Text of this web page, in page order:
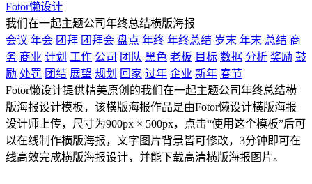
Fotor懒设计
我们在一起主题公司年终总结横版海报
会议 年会 团拜 团拜会 盘点 年终 年终总结 岁末 年末 总结 商
务 商业 计划 工作 公司 团队 黑色 老板 目标 数据 分析 奖励 鼓
励 处罚 团结 展望 规划 回家 过年 企业 新年 春节
Fotor懒设计提供精美原创的我们在一起主题公司年终总结横
版海报设计模板，该横版海报作品是由Fotor懒设计横版海报
设计师上传，尺寸为900px × 500px，点击“使用这个模板”后可
以在线制作横版海报，文字图片背景皆可修改，3分钟即可在
线高效完成横版海报设计，并能下载高清横版海报图片。